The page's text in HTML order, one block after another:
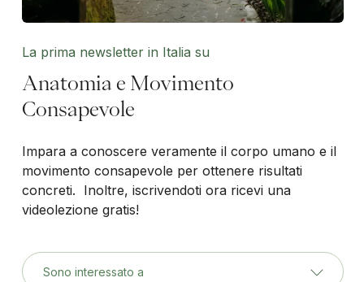
La prima newsletter in Italia su
Anatomia e Movimento
Consapevole
Impara a conoscere veramente il corpo umano e il
movimento consapevole per ottenere risultati
concreti. Inoltre, iscrivendoti ora ricevi una
videolezione gratis!
Sono interessato a